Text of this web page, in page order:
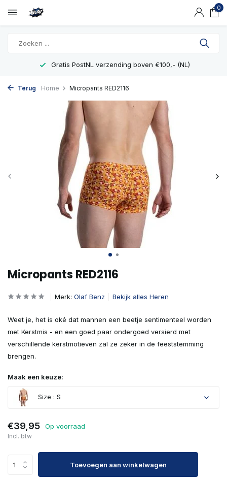
0
Gratis PostNL verzending boven €100,- (NL)
Terug Home Micropants RED2116
Micropants RED2116
Merk: Olaf Benz Bekijk alles Heren
Weet je, het is oké dat mannen een beetje sentimenteel worden
met Kerstmis - en een goed paar ondergoed versierd met
verschillende kerstmotieven zal ze zeker in de feeststemming
brengen.
Maak een keuze:
Size : S
€39,95 Op voorraad
Incl. btw
Toevoegen aan winkelwagen